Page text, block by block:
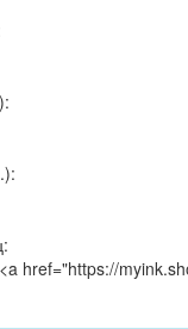
href="https://